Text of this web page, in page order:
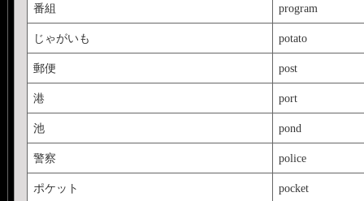
番組 program
じゃがいも potato
郵便 post
港 port
池 pond
警察 police
ポケット pocket